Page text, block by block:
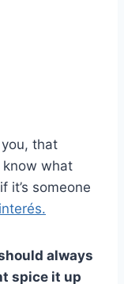
that
know what
it’s someone
always
spice it up